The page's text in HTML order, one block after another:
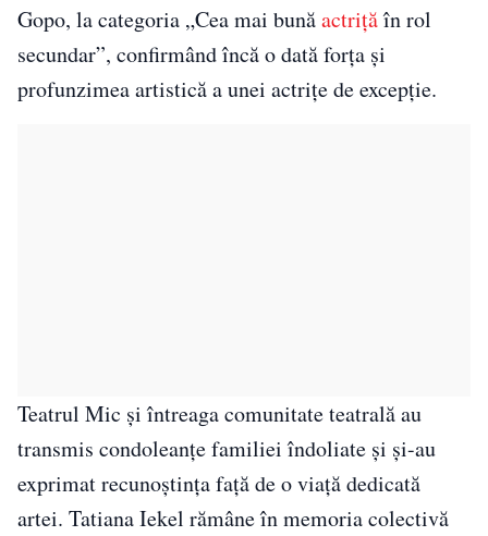
Gopo, la categoria „Cea mai bunăactrițăîn rol
secundar”, confirmând încă o dată forța și
profunzimea artistică a unei actrițe de excepție.
Teatrul Mic și întreaga comunitate teatrală au
transmis condoleanțe familiei îndoliate și și-au
exprimat recunoștința față de o viață dedicată
artei. Tatiana Iekel rămâne în memoria colectivă